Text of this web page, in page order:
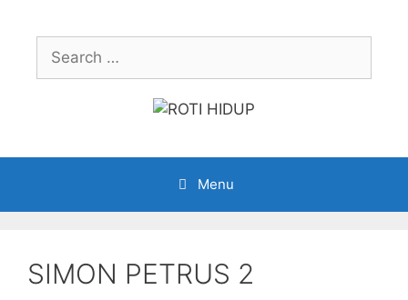
contentSearch
for:
Menu
SIMON PETRUS 2